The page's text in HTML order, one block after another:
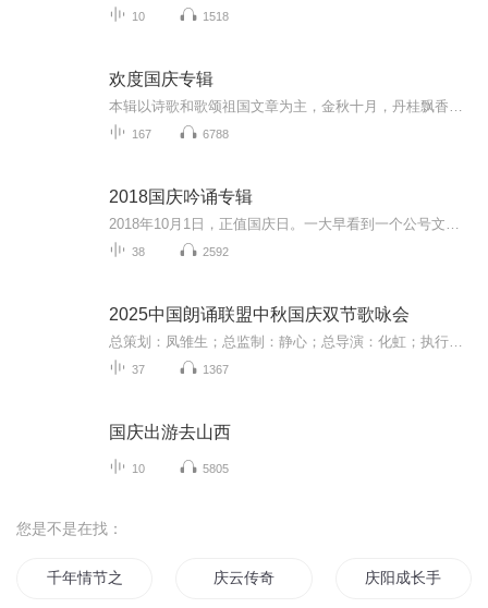
10 1518
欢度国庆专辑
167 6788
2018国庆吟诵专辑
38 2592
2025中国朗诵联盟中秋国庆双节歌咏会
37 1367
国庆出游去山西
10 5805
您是不是在找：
千年情节之三生三世 庆云传奇 庆阳成长手札